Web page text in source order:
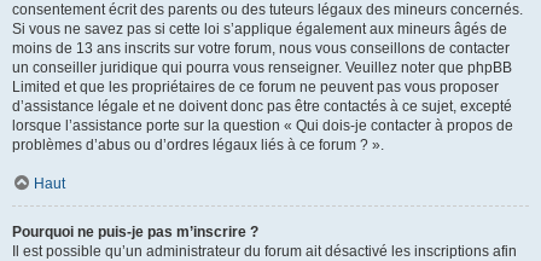
consentement écrit des parents ou des tuteurs légaux des mineurs concernés.
Si vous ne savez pas si cette loi s’applique également aux mineurs âgés de
moins de 13 ans inscrits sur votre forum, nous vous conseillons de contacter
un conseiller juridique qui pourra vous renseigner. Veuillez noter que phpBB
Limited et que les propriétaires de ce forum ne peuvent pas vous proposer
d’assistance légale et ne doivent donc pas être contactés à ce sujet, excepté
lorsque l’assistance porte sur la question « Qui dois-je contacter à propos de
problèmes d’abus ou d’ordres légaux liés à ce forum ? ».
Haut
Pourquoi ne puis-je pas m’inscrire ?
Il est possible qu’un administrateur du forum ait désactivé les inscriptions afin